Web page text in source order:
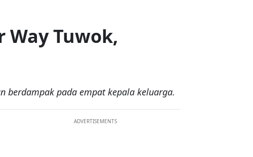
Tuwok,
berdampak pada empat kepala keluarga.
ADVERTISEMENTS